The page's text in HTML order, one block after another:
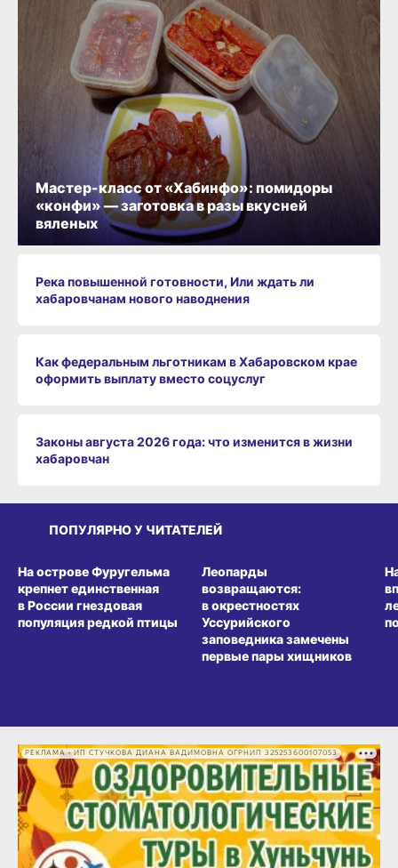
Река повышенной готовности, Или ждать ли
хабаровчанам нового наводнения
Как федеральным льготникам в Хабаровском крае
оформить выплату вместо соцуслуг
Законы августа 2026 года: что изменится в жизни
хабаровчан
Мастер-класс от «Хабинфо»: помидоры
«конфи» — заготовка в разы вкусней
вяленых
ПОПУЛЯРНО У ЧИТАТЕЛЕЙ
На острове Фуругельма
крепнет единственная
в России гнездовая
популяция редкой птицы
Леопарды
возвращаются:
в окрестностях
Уссурийского
заповедника замечены
первые пары хищников
РЕКЛАМА • ИП СТУЧКОВА ДИАНА ВАДИМОВНА ОГРНИП 325253600107053